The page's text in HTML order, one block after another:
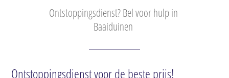
Ontstoppingsdienst? Bel voor hulp in
Baaiduinen
Ontstoppingsdienst voor de beste prijs!